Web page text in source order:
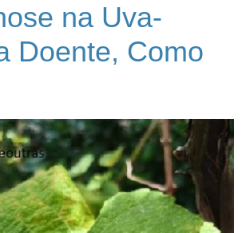
na Uva-
Doente, Como